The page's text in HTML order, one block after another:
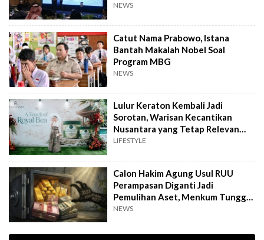
NEWS
Catut Nama Prabowo, Istana
Bantah Makalah Nobel Soal
Program MBG
NEWS
Lulur Keraton Kembali Jadi
Sorotan, Warisan Kecantikan
Nusantara yang Tetap Relevan
hingga Kini
LIFESTYLE
Calon Hakim Agung Usul RUU
Perampasan Diganti Jadi
Pemulihan Aset, Menkum Tunggu
Langkah DPR
NEWS